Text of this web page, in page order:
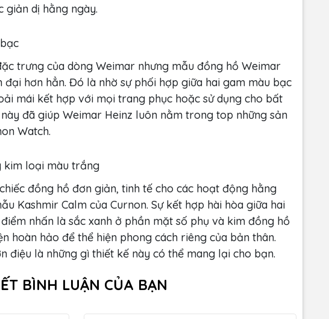
giản dị hằng ngày.
trưng của dòng Weimar nhưng mẫu đồng hồ Weimar
đại hơn hẳn. Đó là nhờ sự phối hợp giữa hai gam màu bạc
mái kết hợp với mọi trang phục hoặc sử dụng cho bất
đã giúp Weimar Heinz luôn nằm trong top những sản
Watch.
kim loại màu trắng
đồng hồ đơn giản, tinh tế cho các hoạt động hằng
Kashmir Calm của Curnon. Sự kết hợp hài hòa giữa hai
nhấn là sắc xanh ở phần mặt số phụ và kim đồng hồ
hoàn hảo để thể hiện phong cách riêng của bản thân.
điệu là những gì thiết kế này có thể mang lại cho bạn.
BÌNH LUẬN CỦA BẠN